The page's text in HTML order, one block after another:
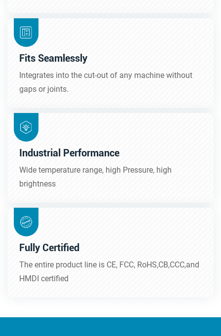
Fits Seamlessly
Integrates into the cut-out of any machine without
gaps or joints.
Industrial Performance
Wide temperature range, high Pressure, high
brightness
Fully Certified
The entire product line is CE, FCC, RoHS,CB,CCC,and
HMDI certified